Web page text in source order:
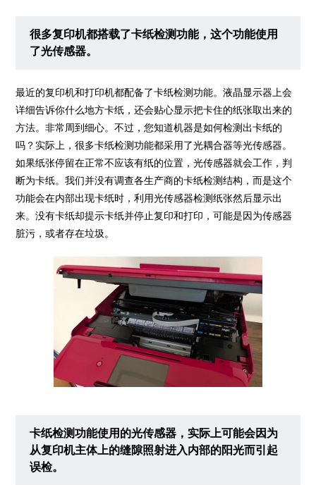
很多复印机都搭载了卡纸检测功能，这个功能使用
了光传感器。
最近的复印机和打印机都配备了卡纸检测功能。液晶显示器上会
详细告诉你什么地方卡纸，还会贴心显示把卡住的纸张取出来的
方法。非常周到细心。不过，您知道机器是如何检测出卡纸的
吗？实际上，很多卡纸检测功能都采用了光耦合器等光传感器。
如果纸张停留在正常不应该有纸的位置，光传感器就会工作，判
断为卡纸。我们并没有调查各生产商的卡纸检测结构，而是这个
功能会在内部出现卡纸时，利用光传感器检测纸张然后显示出
来。没有卡纸却提示卡纸并停止复印和打印，可能是因为传感器
脏污，或者存在垃圾。
卡纸检测功能使用的光传感器，实际上可能会因为
从复印机主体上的缝隙照射进入内部的阳光而引起
误检。